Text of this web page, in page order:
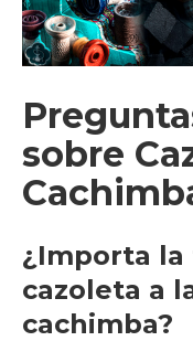
sobre
¿Importa
cazoleta a
cachimba?